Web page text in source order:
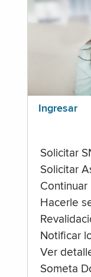
Ingresar
Solicitar
Solicitar
Continuar
Hacerle
Notificar
Ver
Someta